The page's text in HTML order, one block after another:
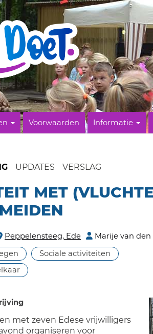
Voorwaarden Informatie
UPDATES VERSLAG
MET
Peppelensteeg, Ede
Marije van den
Sociale activiteiten
met zeven Edese vrijwilligers
organiseren voor